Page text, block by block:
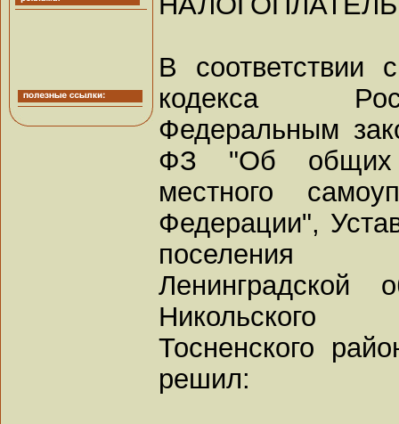
В соответствии
кодекса
Федеральным
ФЗ "Об общих
местного
Федерации",
поселения
Ленинградской
Никольского
Тосненского
решил: